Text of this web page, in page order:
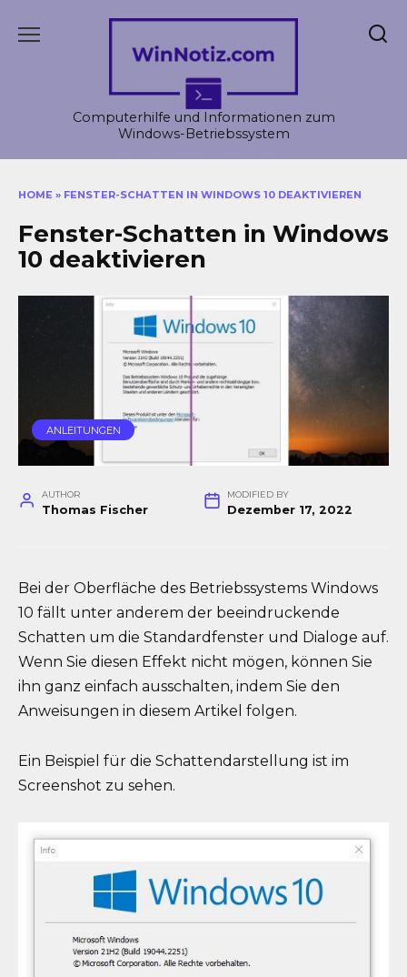
Computerhilfe und Informationen zum
Windows-Betriebssystem
HOME » FENSTER-SCHATTEN IN WINDOWS 10 DEAKTIVIEREN
Fenster-Schatten in Windows
10 deaktivieren
ANLEITUNGEN
AUTHOR
Thomas Fischer
MODIFIED BY
Dezember 17, 2022
Bei der Oberfläche des Betriebssystems Windows
10 fällt unter anderem der beeindruckende
Schatten um die Standardfenster und Dialoge auf.
Wenn Sie diesen Effekt nicht mögen, können Sie
ihn ganz einfach ausschalten, indem Sie den
Anweisungen in diesem Artikel folgen.
Ein Beispiel für die Schattendarstellung ist im
Screenshot zu sehen.